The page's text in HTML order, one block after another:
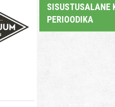
SISUSTUSALANE
PERIOODIKA